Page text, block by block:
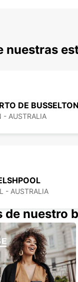
nuestras
DE BUSSELTON
- AUSTRALIA
- AUSTRALIA
PARK
- AUSTRALIA
nuestro